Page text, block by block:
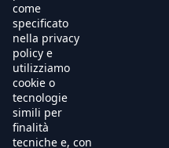
come
specificato
nella privacy
policy e
utilizziamo
cookie o
tecnologie
simili per
finalità
tecniche e, con